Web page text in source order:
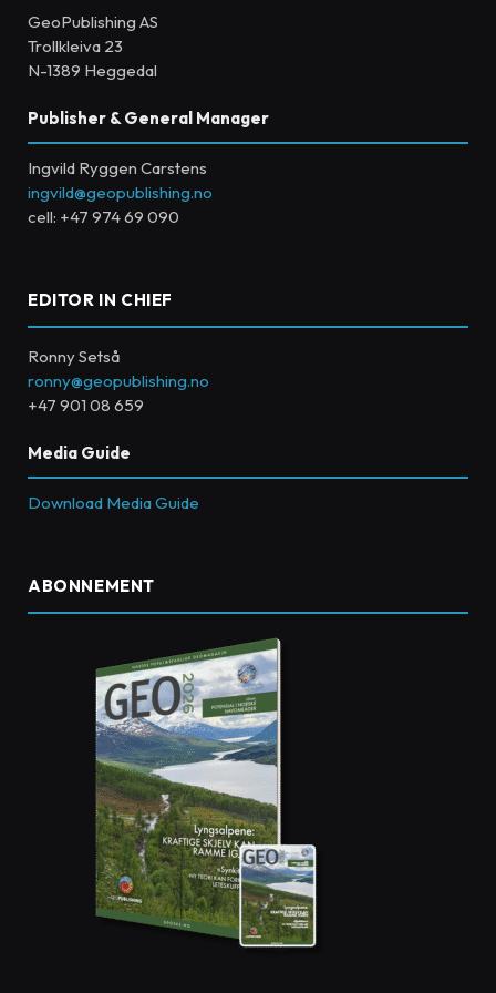
GeoPublishing AS
Trollkleiva 23
N-1389 Heggedal
Publisher & General Manager
Ingvild Ryggen Carstens
ingvild@geopublishing.no
cell: +47 974 69 090
EDITOR IN CHIEF
Ronny Setså
ronny@geopublishing.no
+47 901 08 659
Media Guide
Download Media Guide
ABONNEMENT